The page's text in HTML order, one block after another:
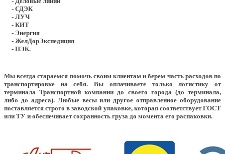
- СДЭК
- ЛУЧ
- КИТ
- Энергия
- ЖелДорЭкспедиция
- ПЭК.
Мы всегда стараемся помочь своим клиентам и берем часть расходов по
транспортировке на себя. Вы оплачиваете только логистику от
терминала Транспортной компании до своего города (до терминала,
либо до адреса). Любые весы или другое отправленное оборудование
поставляется строго в заводской упаковке, которая соответствует ГОСТ
или ТУ и обеспечивает сохранность груза до момента его распаковки.